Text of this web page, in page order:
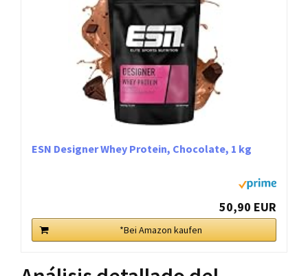
ESN Designer Whey Protein, Chocolate, 1 kg
50,90 EUR
*Bei Amazon kaufen